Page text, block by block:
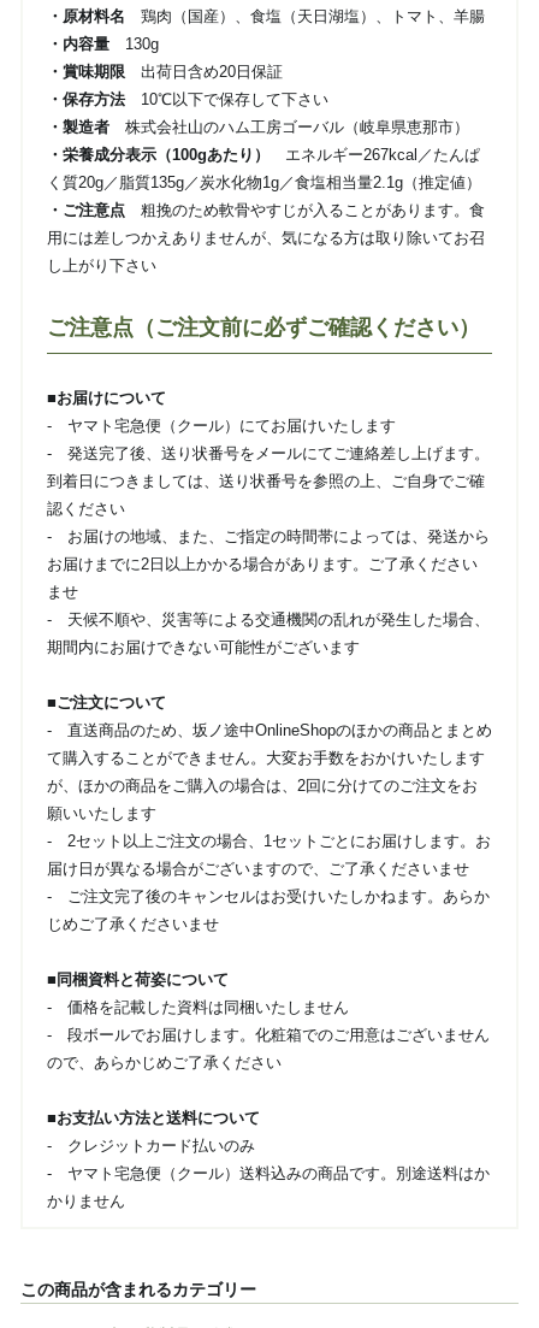
・原材料名 鶏肉（国産）、食塩（天日湖塩）、トマト、羊腸
・内容量130g
・賞味期限 出荷日含め20日保証
・保存方法10℃以下で保存して下さい
・製造者株式会社山のハム工房ゴーバル（岐阜県恵那市）
・栄養成分表示（100gあたり）
エネルギー267kcal／たんぱ
く質20g／脂質135g／炭水化物1g／食塩相当量2.1g（推定値）
・ご注意点 粗挽のため軟骨やすじが入ることがあります。食
用には差しつかえありませんが、気になる方は取り除いてお召
し上がり下さい
ご注意点（ご注文前に必ずご確認ください）
■お届けについて
- ヤマト宅急便（クール）にてお届けいたします
- 発送完了後、送り状番号をメールにてご連絡差し上げます。
到着日につきましては、送り状番号を参照の上、ご自身でご確
認ください
- お届けの地域、また、ご指定の時間帯によっては、発送から
お届けまでに2日以上かかる場合があります。ご了承ください
ませ
- 天候不順や、災害等による交通機関の乱れが発生した場合、
期間内にお届けできない可能性がございます
■ご注文について
- 直送商品のため、坂ノ途中OnlineShopのほかの商品とまとめ
て購入することができません。大変お手数をおかけいたします
が、ほかの商品をご購入の場合は、2回に分けてのご注文をお
願いいたします
- 2セット以上ご注文の場合、1セットごとにお届けします。お
届け日が異なる場合がございますので、ご了承くださいませ
- ご注文完了後のキャンセルはお受けいたしかねます。あらか
じめご了承くださいませ
■同梱資料と荷姿について
- 価格を記載した資料は同梱いたしません
- 段ボールでお届けします。化粧箱でのご用意はございません
ので、あらかじめご了承ください
■お支払い方法と送料について
- クレジットカード払いのみ
- ヤマト宅急便（クール）送料込みの商品です。別途送料はか
かりません
この商品が含まれるカテゴリー